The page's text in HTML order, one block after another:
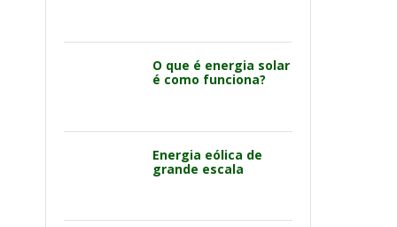
O que é energia solar
é como funciona?
Energia eólica de
grande escala